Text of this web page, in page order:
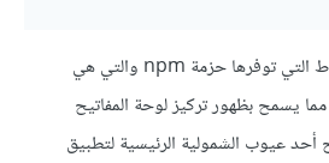
مما يسمح بظهور تركيز لوحة المفاتيح
عيوب الشمولية الرئيسية لتطبيق